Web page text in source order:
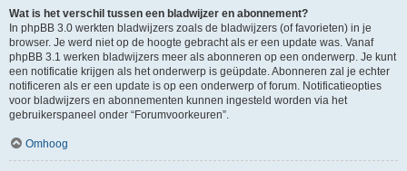
Wat is het verschil tussen een bladwijzer en abonnement?
In phpBB 3.0 werkten bladwijzers zoals de bladwijzers (of favorieten) in je
browser. Je werd niet op de hoogte gebracht als er een update was. Vanaf
phpBB 3.1 werken bladwijzers meer als abonneren op een onderwerp. Je kunt
een notificatie krijgen als het onderwerp is geüpdate. Abonneren zal je echter
notificeren als er een update is op een onderwerp of forum. Notificatieopties
voor bladwijzers en abonnementen kunnen ingesteld worden via het
gebruikerspaneel onder “Forumvoorkeuren”.
Omhoog